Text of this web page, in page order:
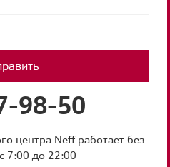
98-50
центра Neff работает без
7:00 до 22:00